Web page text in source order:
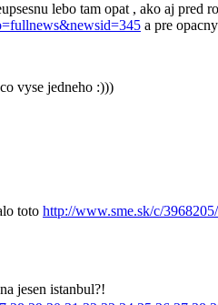
lebo tam opat , ako aj
a pre
vyse jedneho :)))
toto http://www.sme.sk/c/
jesen istanbul?!